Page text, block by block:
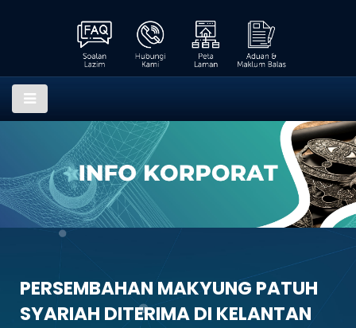
PERSEMBAHAN MAKYUNG PATUH
SYARIAH DITERIMA DI KELANTAN